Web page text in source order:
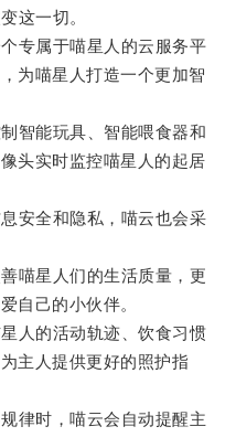
这一切。
属于喵星人的云服务平
为喵星人打造一个更加智
能玩具、智能喂食器和
头实时监控喵星人的起居
全和隐私，喵云也会采
星人们的生活质量，更
自己的小伙伴。
的活动轨迹、饮食习惯
主人提供更好的照护指
时，喵云会自动提醒主